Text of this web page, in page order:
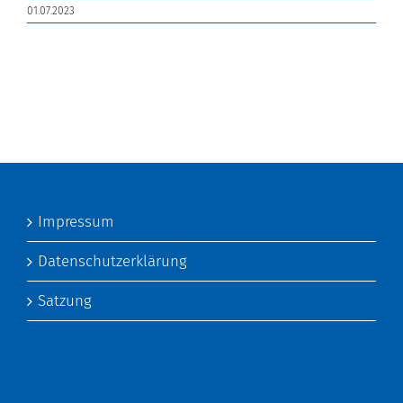
01.07.2023
Impressum
Datenschutzerklärung
Satzung